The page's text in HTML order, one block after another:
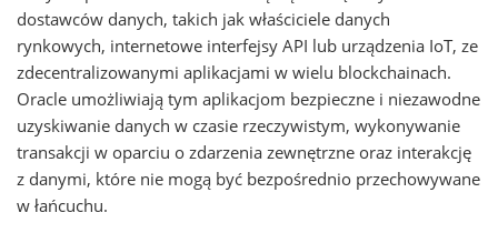
dostawców danych, takich jak właściciele danych
rynkowych, internetowe interfejsy API lub urządzenia IoT, ze
zdecentralizowanymi aplikacjami w wielu blockchainach.
Oracle umożliwiają tym aplikacjom bezpieczne i niezawodne
uzyskiwanie danych w czasie rzeczywistym, wykonywanie
transakcji w oparciu o zdarzenia zewnętrzne oraz interakcję
z danymi, które nie mogą być bezpośrednio przechowywane
w łańcuchu.